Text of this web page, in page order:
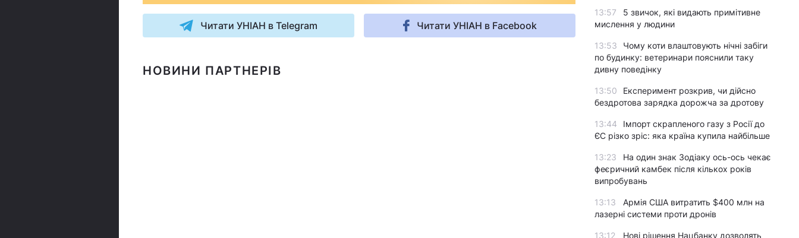
Читати УНІАН в Telegram Читати УНІАН в Facebook
НОВИНИ ПАРТНЕРІВ
13:57
5 звичок, які видають примітивне
мислення у людини
13:53
Чому коти влаштовують нічні забіги
по будинку: ветеринари пояснили таку
дивну поведінку
13:50
Експеримент розкрив, чи дійсно
бездротова зарядка дорожча за дротову
13:44
Імпорт скрапленого газу з Росії до
ЄС різко зріс: яка країна купила найбільше
13:23
На один знак Зодіаку ось-ось чекає
феєричний камбек після кількох років
випробувань
13:13
Армія США витратить $400 млн на
лазерні системи проти дронів
13:12 Нові рішення Нацбанку дозволять